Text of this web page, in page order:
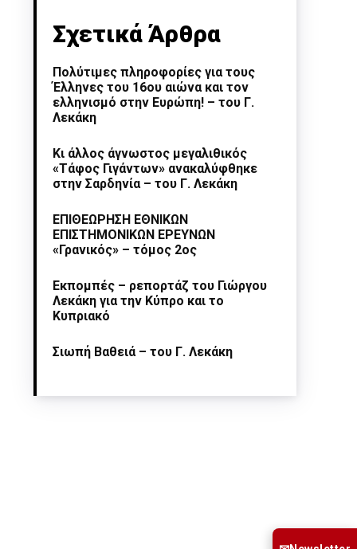
Σχετικά Άρθρα
Πολύτιμες πληροφορίες για τους
Έλληνες του 16ου αιώνα και τον
ελληνισμό στην Ευρώπη! – του Γ.
Λεκάκη
Κι άλλος άγνωστος μεγαλιθικός
«Τάφος Γιγάντων» ανακαλύφθηκε
στην Σαρδηνία – του Γ. Λεκάκη
ΕΠΙΘΕΩΡΗΣΗ ΕΘΝΙΚΩΝ
ΕΠΙΣΤΗΜΟΝΙΚΩΝ ΕΡΕΥΝΩΝ
«Γρανικός» – τόμος 2ος
Εκπομπές – ρεπορτάζ του Γιώργου
Λεκάκη για την Κύπρο και το
Κυπριακό
Σιωπή Βαθειά – του Γ. Λεκάκη